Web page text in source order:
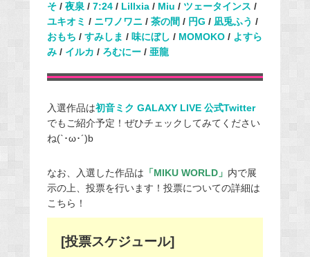
そ/ 夜泉/ 7:24/ Lillxia/ Miu / ツェータインス /
ユキオミ / ニワノワニ / 茶の間 / 円G / 凪兎ふう /
おもち / すみしま / 味にぼし / MOMOKO/ よすら
み/ イルカ / ろむにー/ 亜龍
入選作品は初音ミク GALAXY LIVE 公式Twitter
でもご紹介予定！ぜひチェックしてみてください
ね(`･ω･´)b
なお、入選した作品は 「MIKU WORLD」 内で展
示の上、投票を行います！投票についての詳細は
こちら！
[投票スケジュール]